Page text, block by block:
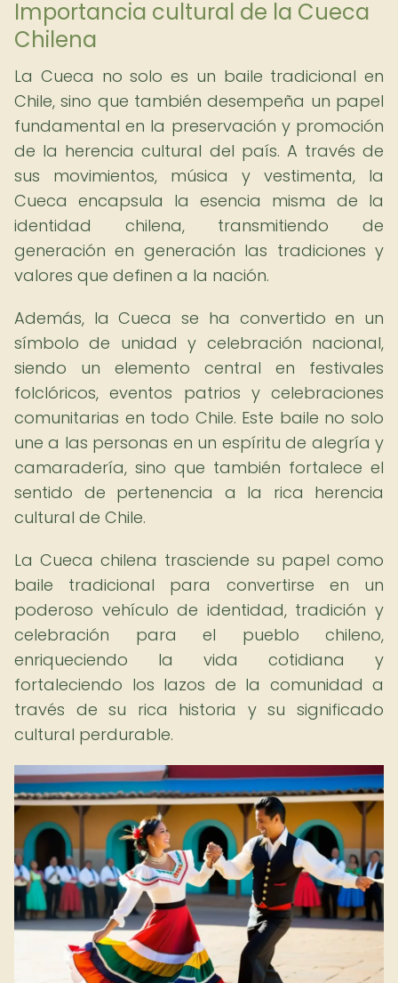
Importancia cultural de la Cueca
Chilena
La Cueca no solo es un baile tradicional en
Chile, sino que también desempeña un papel
fundamental en la preservación y promoción
de la herencia cultural del país. A través de
sus movimientos, música y vestimenta, la
Cueca encapsula la esencia misma de la
identidad chilena, transmitiendo de
generación en generación las tradiciones y
valores que definen a la nación.
Además, la Cueca se ha convertido en un
símbolo de unidad y celebración nacional,
siendo un elemento central en festivales
folclóricos, eventos patrios y celebraciones
comunitarias en todo Chile. Este baile no solo
une a las personas en un espíritu de alegría y
camaradería, sino que también fortalece el
sentido de pertenencia a la rica herencia
cultural de Chile.
La Cueca chilena trasciende su papel como
baile tradicional para convertirse en un
poderoso vehículo de identidad, tradición y
celebración para el pueblo chileno,
enriqueciendo la vida cotidiana y
fortaleciendo los lazos de la comunidad a
través de su rica historia y su significado
cultural perdurable.